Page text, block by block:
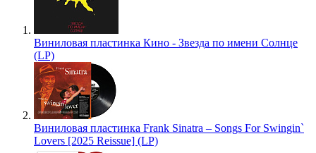
Виниловая пластинка Кино - Звезда по имени Солнце
(LP)
Виниловая пластинка Frank Sinatra – Songs For Swingin`
Lovers [2025 Reissue] (LP)